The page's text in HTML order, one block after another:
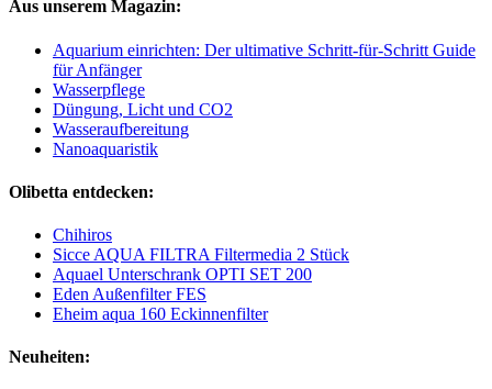
Aus unserem Magazin:
Aquarium einrichten: Der ultimative Schritt-für-Schritt Guide
für Anfänger
Wasserpflege
Düngung, Licht und CO2
Wasseraufbereitung
Nanoaquaristik
Olibetta entdecken:
Chihiros
Sicce AQUA FILTRA Filtermedia 2 Stück
Aquael Unterschrank OPTI SET 200
Eden Außenfilter FES
Eheim aqua 160 Eckinnenfilter
Neuheiten: